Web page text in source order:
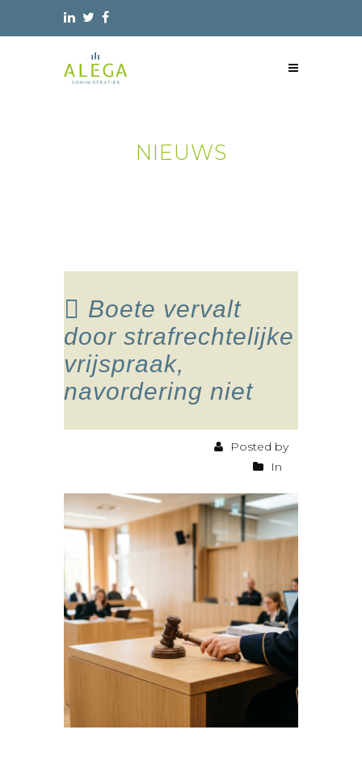
NIEUWS
Boete vervalt
door strafrechtelijke
vrijspraak,
navordering niet
Posted by
In